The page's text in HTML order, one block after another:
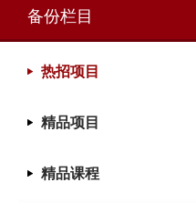
备份栏目
热招项目
精品项目
精品课程